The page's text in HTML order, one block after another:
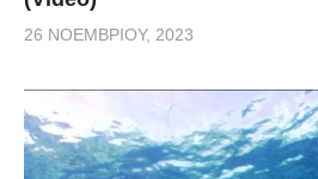
26 ΝΟΕΜΒΡΊΟΥ, 2023